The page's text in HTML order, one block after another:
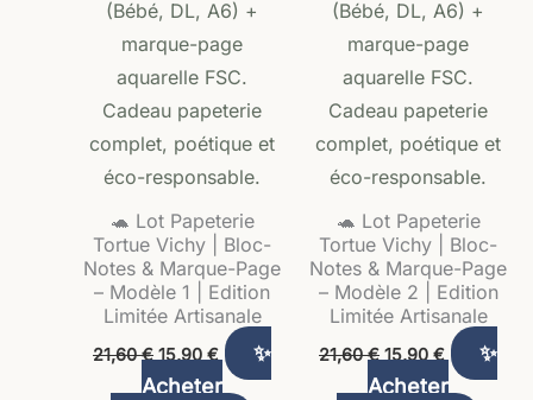
🐢 Lot Papeterie
Tortue Vichy | Bloc-
Notes & Marque-Page
– Modèle 1 | Edition
Limitée Artisanale
21,60€ 15,90 €
✨
Acheter
🐢 Lot Papeterie
Tortue Vichy | Bloc-
Notes & Marque-Page
– Modèle 2 | Edition
Limitée Artisanale
21,60€ 15,90 €
✨
Acheter